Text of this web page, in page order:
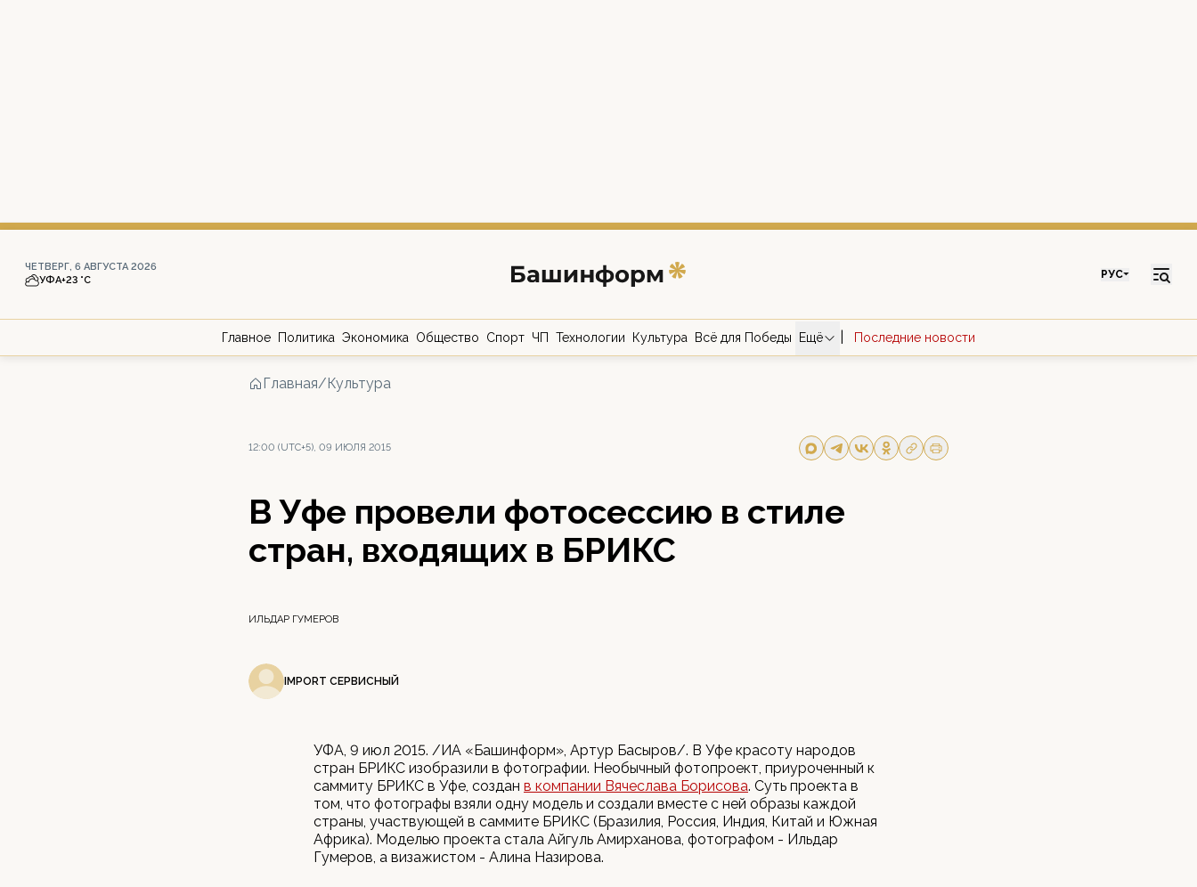
ЧЕТВЕРГ, 6 АВГУСТА 2026
УФА+23 °С РУС
Главное Политика Экономика Общество Спорт ЧП Технологии Культура Всё для Победы Ещё Последние новости
Главная/Культура
12:00 (UTC+5), 09 ИЮЛЯ 2015
В Уфе провели фотосессию в стиле
стран, входящих в БРИКС
ИЛЬДАР ГУМЕРОВ
IMPORT СЕРВИСНЫЙ
УФА, 9 июл 2015. /ИА «Башинформ», Артур Басыров/. В Уфе красоту народов
стран БРИКС изобразили в фотографии. Необычный фотопроект, приуроченный к
саммиту БРИКС в Уфе, создан в компании Вячеслава Борисова. Суть проекта в
том, что фотографы взяли одну модель и создали вместе с ней образы каждой
страны, участвующей в саммите БРИКС (Бразилия, Россия, Индия, Китай и Южная
Африка). Моделью проекта стала Айгуль Амирханова, фотографом - Ильдар
Гумеров, а визажистом - Алина Назирова.